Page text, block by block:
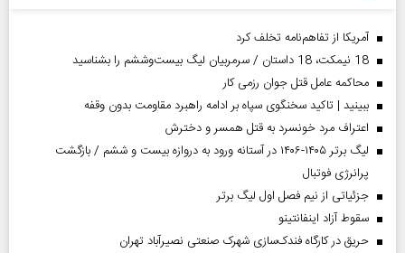
آمریکا از تفاهم‌نامه تخلف کرد
18 نیمکت، 18 داستان / سرمربیان لیگ بیست‌وششم را بشناسید
محاکمه عامل قتل جوان رزمی کار
ببینید | تاکید سخنگوی سپاه بر ادامه راهبرد مقاومت بدون وقفه
اعتراف مرد خونسرد به قتل همسر و دخترش
لیگ برتر ۱۴۰۵-۱۴۰۶ در آستانه ورود به دروازه بیست و ششم / بازگشت
پرانرژی فوتبال
جزئیاتی از نیم فصل اول لیگ برتر
سقوط آزاد اینفانتینو
حریق در کارگاه فندک‌سازی شهرک صنعتی نصیرآباد تهران